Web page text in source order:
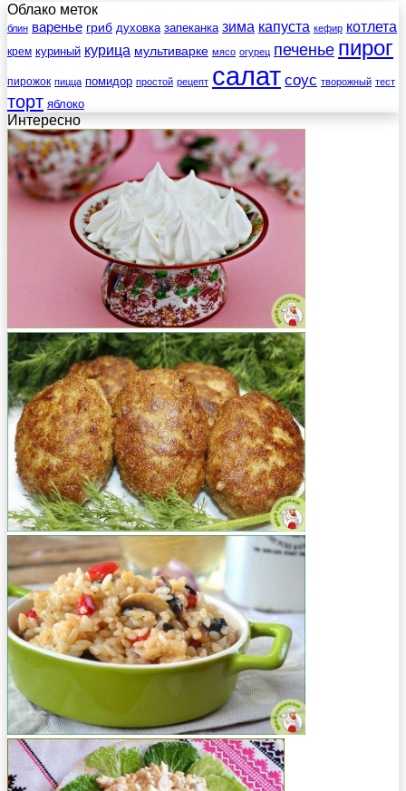
Облако меток
блин варенье гриб духовка запеканка зима капуста кефир котлета
крем куриный курица мультиварке мясо огурец печенье пирог
пирожок пицца помидор простой рецепт салат соус творожный тест
торт яблоко
Интересно